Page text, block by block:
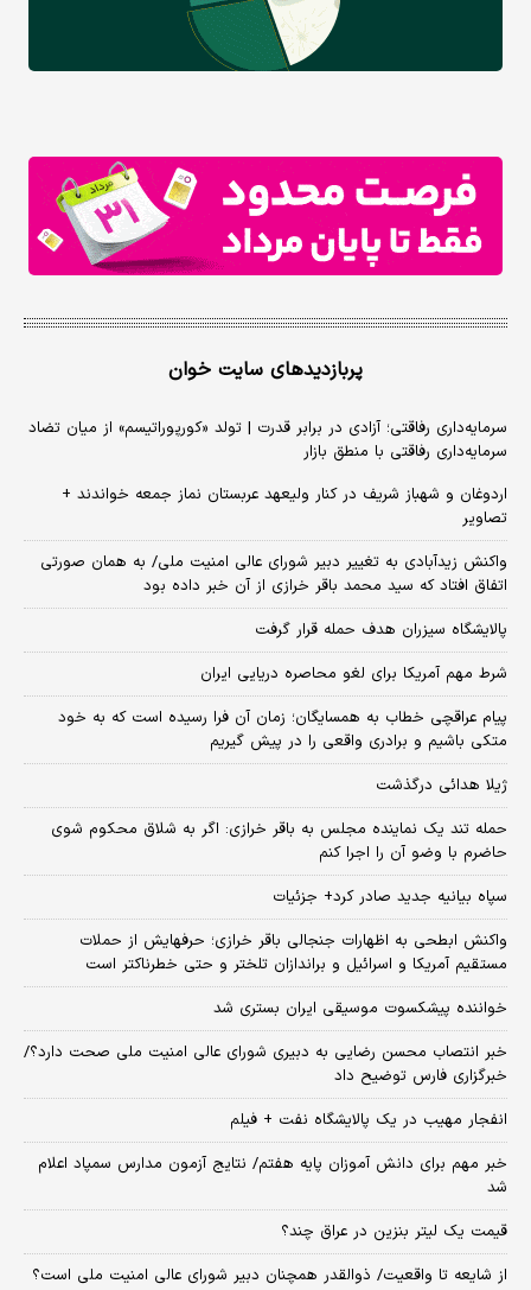
پربازدیدهای سایت خوان
سرمایه‌داری رفاقتی؛ آزادی در برابر قدرت | تولد «کورپوراتیسم» از میان تضاد
سرمایه‌داری رفاقتی با منطق بازار
اردوغان و شهباز شریف در کنار ولیعهد عربستان نماز جمعه خواندند +
تصاویر
واکنش زیدآبادی به تغییر دبیر شورای عالی امنیت ملی/ به همان صورتی
اتفاق افتاد که سید محمد باقر خرازی از آن خبر داده بود
پالایشگاه سیزران هدف حمله قرار گرفت
شرط مهم آمریکا برای لغو محاصره دریایی ایران
پیام عراقچی خطاب به همسایگان؛ زمان آن فرا رسیده است که به خود
متکی باشیم و برادری واقعی را در پیش گیریم
ژیلا هدائی درگذشت
حمله تند یک نماینده مجلس به باقر خرازی: اگر به شلاق محکوم شوی
حاضرم با وضو آن را اجرا کنم
سپاه بیانیه جدید صادر کرد+ جزئیات
واکنش ابطحی به اظهارات جنجالی باقر خرازی؛ حرفهایش از حملات
مستقیم آمریکا و اسرائیل و براندازان تلختر و حتی خطرناکتر است
خواننده پیشکسوت موسیقی ایران بستری شد
خبر انتصاب محسن رضایی به دبیری شورای عالی امنیت ملی صحت دارد؟/
خبرگزاری فارس توضیح داد
انفجار مهیب در یک پالایشگاه نفت + فیلم
خبر مهم برای دانش آموزان پایه هفتم/ نتایج آزمون مدارس سمپاد اعلام
شد
قیمت یک لیتر بنزین در عراق چند؟
از شایعه تا واقعیت/ ذوالقدر همچنان دبیر شورای ‌عالی امنیت ملی است؟